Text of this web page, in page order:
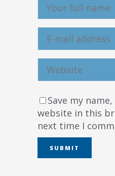
Save my
website in this
next time I